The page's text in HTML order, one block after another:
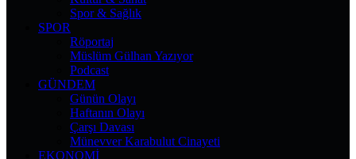
Spor & Sağlık
SPOR
Röportaj
Müslüm Gülhan Yazıyor
Podcast
GÜNDEM
Günün Olayı
Haftanın Olayı
Çarşı Davası
Münevver Karabulut Cinayeti
EKONOMI